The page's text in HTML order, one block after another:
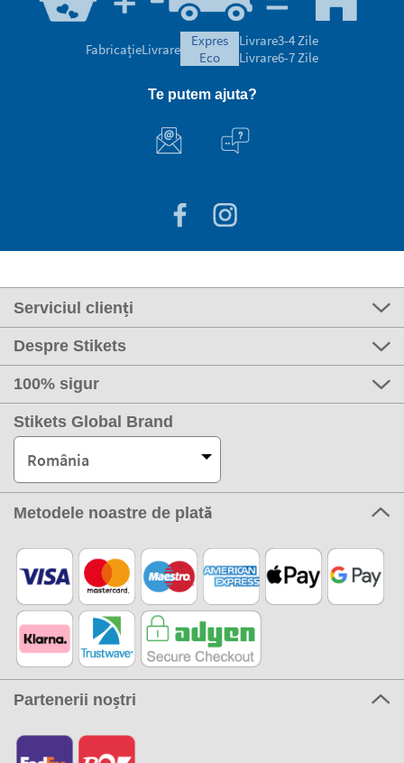
FabricațieLivrare
expres
eco
Livrare3-4 Zile
Livrare6-7 Zile
Te putem ajuta?
Serviciul clienți
Despre Stikets
100% sigur
Stikets Global Brand
România
Metodele noastre de plată
Partenerii noștri